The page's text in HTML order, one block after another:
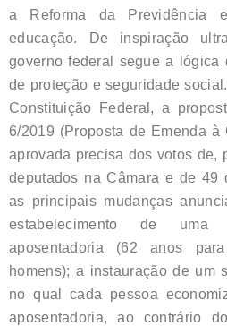
a Reforma da Previdência
educação. De inspiração
governo federal segue a lógica
de proteção e seguridade
Constituição Federal, a
6/2019 (Proposta de Emenda
aprovada precisa dos votos de,
deputados na Câmara e de 49
as principais mudanças
estabelecimento de
aposentadoria (62 anos
homens); a instauração de um
no qual cada pessoa
aposentadoria, ao contrário